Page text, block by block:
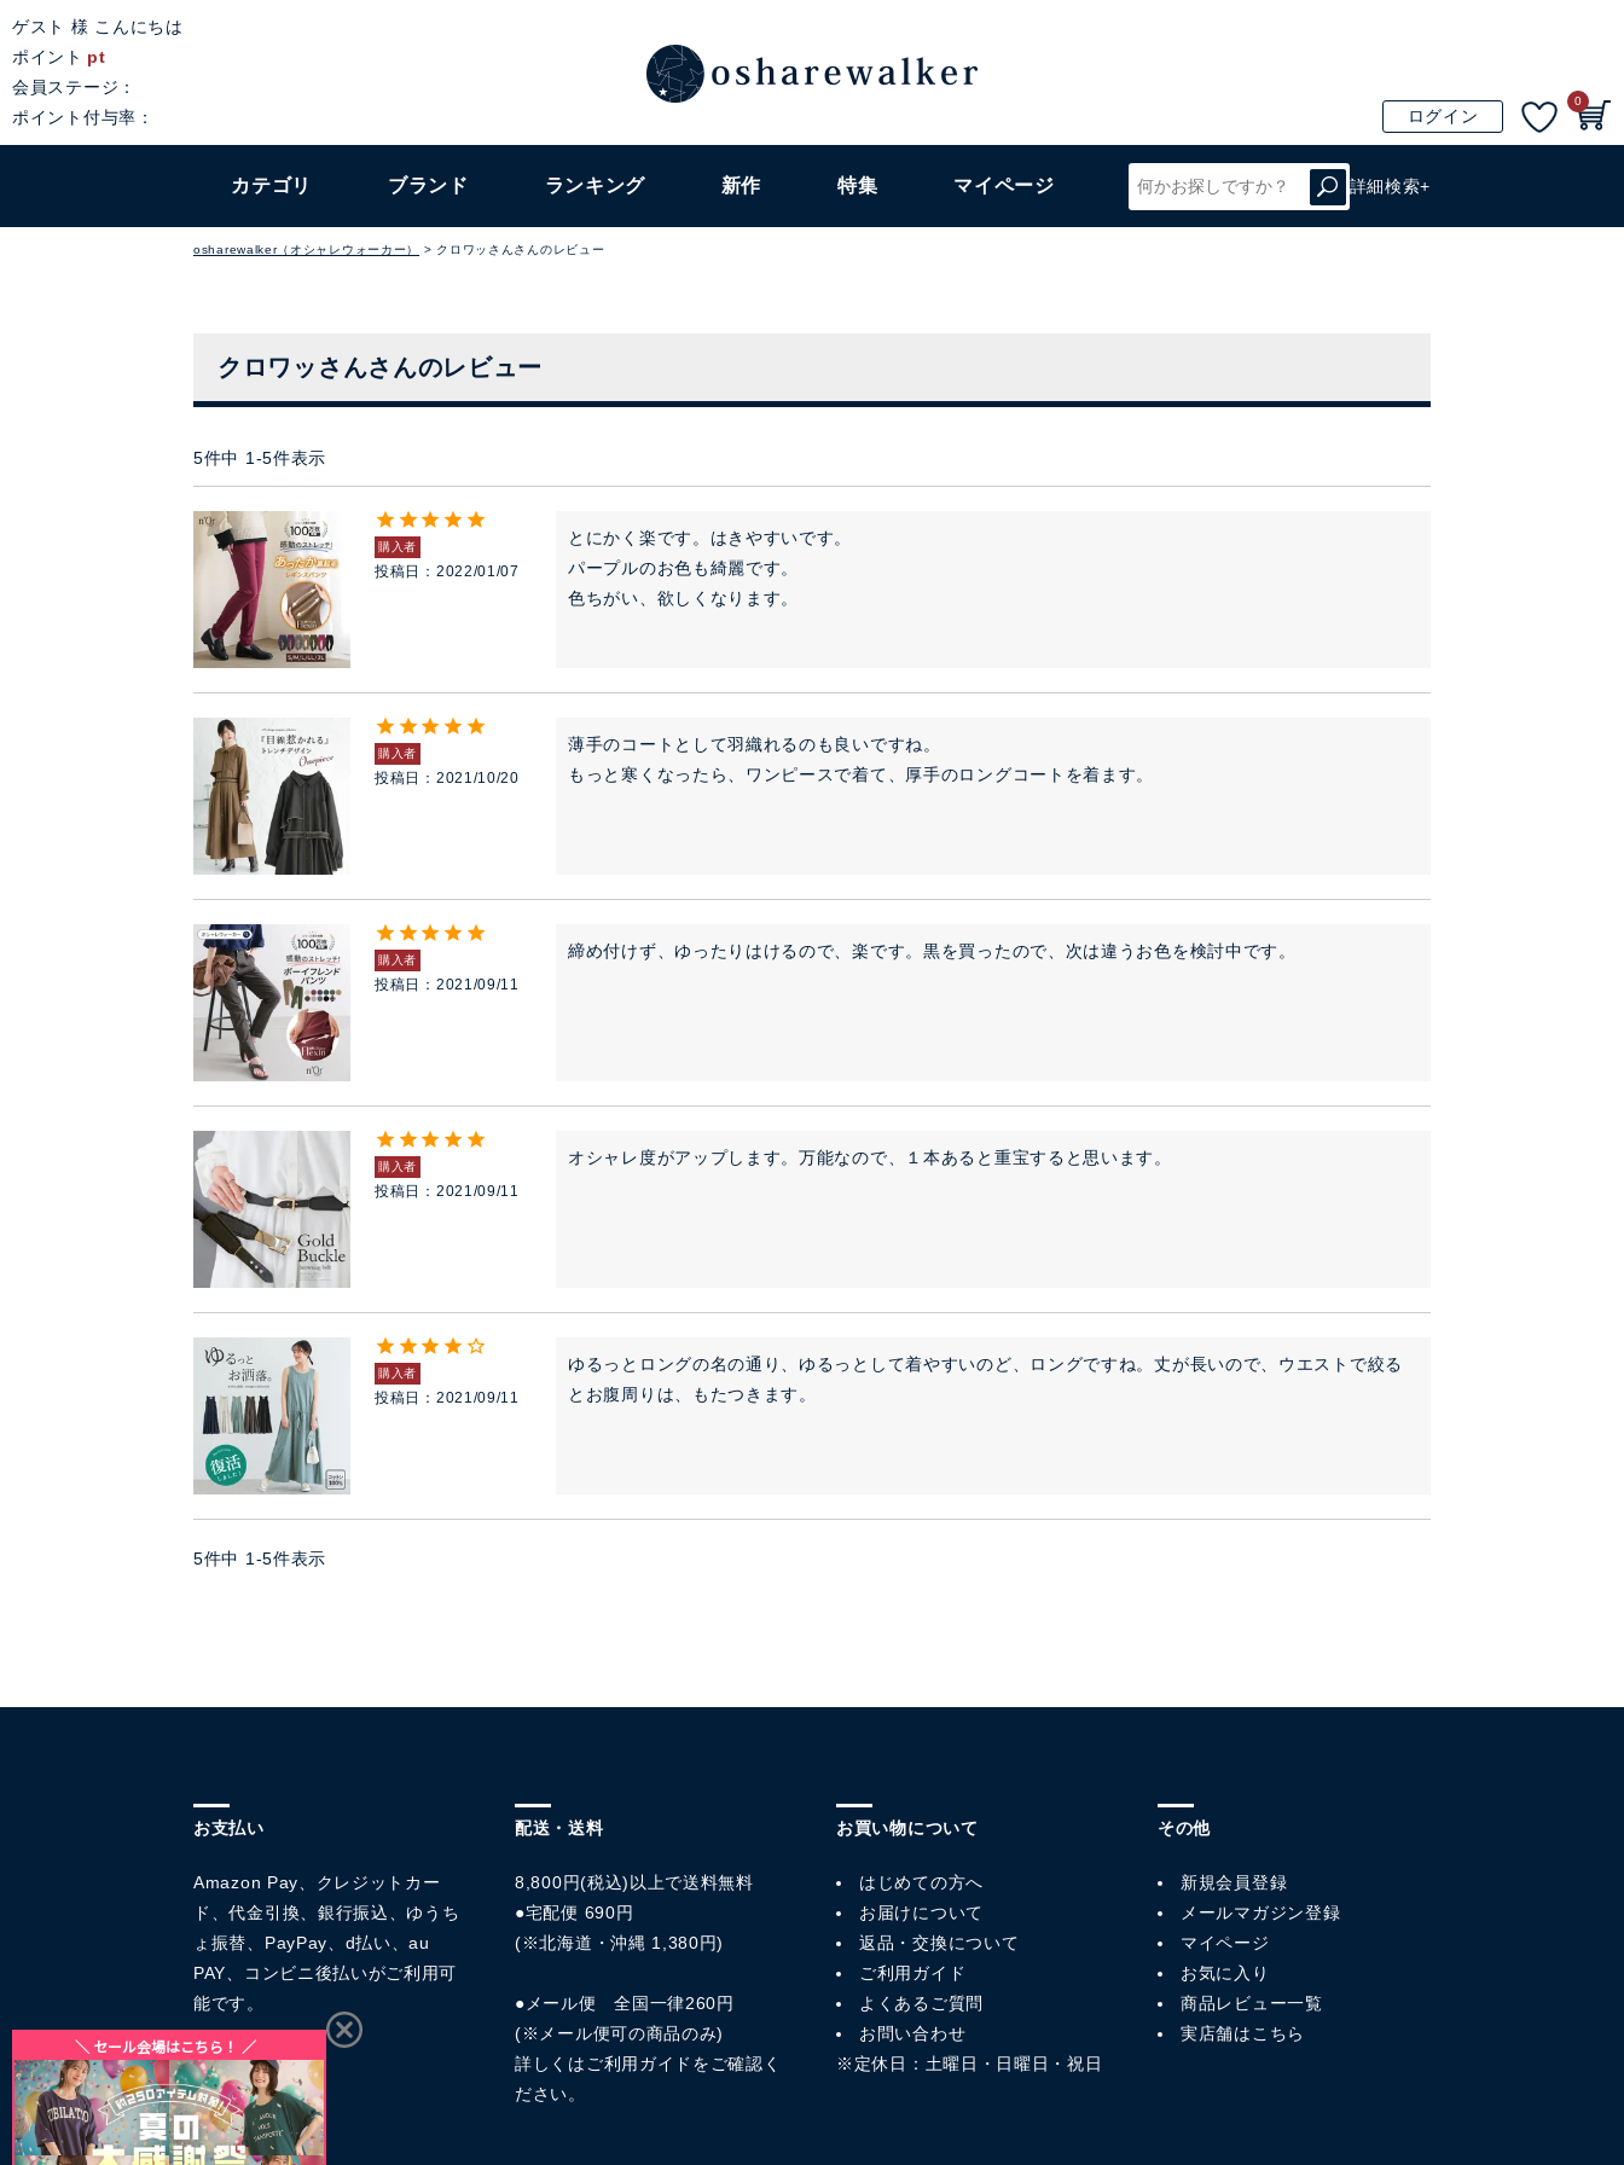
ゲスト 様 こんにちは
ポイント pt
会員ステージ：
ポイント付与率：
ログイン
0
カテゴリ ブランド ランキング 新作 特集 マイページ 詳細検索+
osharewalker（オシャレウォーカー） クロワッさんさんのレビュー
クロワッさんさんのレビュー
5件中 1 -5件表示
購入者
投稿日 2022/01/07
とにかく楽です。はきやすいです。
パープルのお色も綺麗です。
色ちがい、欲しくなります。
購入者
投稿日 2021/10/20
薄手のコートとして羽織れるのも良いですね。
もっと寒くなったら、ワンピースで着て、厚手のロングコートを着ます。
購入者
投稿日 2021/09/11
締め付けず、ゆったりはけるので、楽です。黒を買ったので、次は違うお色を検討中です。
購入者
投稿日 2021/09/11
オシャレ度がアップします。万能なので、１本あると重宝すると思います。
購入者
投稿日 2021/09/11
ゆるっとロングの名の通り、ゆるっとして着やすいのど、ロングですね。丈が長いので、ウエストで絞る
とお腹周りは、もたつきます。
5件中 1 -5件表示
お支払い
Amazon Pay、クレジットカー
ド、代金引換、銀行振込、ゆうち
ょ振替、PayPay、d払い、au
PAY、コンビニ後払いがご利用可
能です。
配送・送料
8,800円(税込)以上で送料無料
●宅配便 690円
(※北海道・沖縄 1,380円)
●メール便 全国一律260円
(※メール便可の商品のみ)
詳しくは ご利用ガイド をご確認く
ださい。
お買い物について
はじめての方へ
お届けについて
返品・交換について
ご利用ガイド
よくあるご質問
お問い合わせ
※定休日：土曜日・日曜日・祝日
その他
新規会員登録
メールマガジン登録
マイページ
お気に入り
商品レビュー一覧
実店舗はこちら